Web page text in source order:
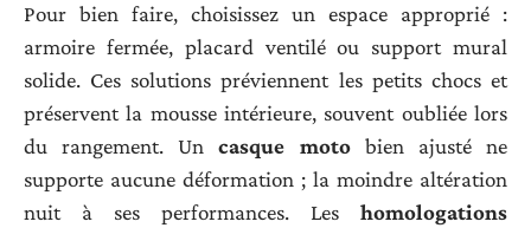
Pour bien faire, choisissez un espace approprié :
armoire fermée, placard ventilé ou support mural
solide. Ces solutions préviennent les petits chocs et
préservent la mousse intérieure, souvent oubliée lors
du rangement. Uncasque motobien ajusté ne
supporte aucune déformation ; la moindre altération
nuit à ses performances. Les homologations